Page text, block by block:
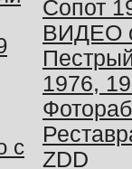
с
Сопот
ВИДЕО
1976,
ZDD